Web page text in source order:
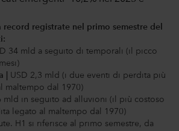
record registrate nel primo semestre del
34 mld a seguito di temporali (il picco
| USD 2,3 mld (i due eventi di perdita più
maltempo dal 1970)
mld in seguito ad alluvioni (il più costoso
legato al maltempo dal 1970)
H1 si riferisce al primo semestre, da